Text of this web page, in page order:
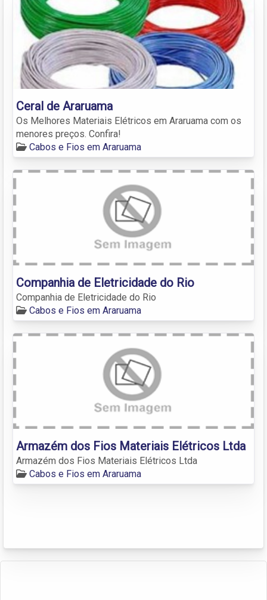
Ceral de Araruama
Os Melhores Materiais Elétricos em Araruama com os
menores preços. Confira!
Cabos e Fios em Araruama
Companhia de Eletricidade do Rio
Companhia de Eletricidade do Rio
Cabos e Fios em Araruama
Armazém dos Fios Materiais Elétricos Ltda
Armazém dos Fios Materiais Elétricos Ltda
Cabos e Fios em Araruama